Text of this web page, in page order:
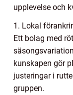
upplevelse och
1. Lokal
Ett bolag med
kunskapen gör
justeringar i
gruppen.